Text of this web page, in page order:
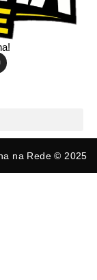
na Rede © 2025